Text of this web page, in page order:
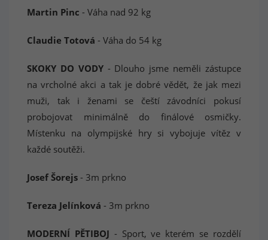
Martin Pinc - Váha nad 92 kg
Claudie Totová - Váha do 54 kg
SKOKY DO VODY- Dlouho jsme neměli zástupce
na vrcholné akci a tak je dobré vědět, že jak mezi
muži, tak i ženami se čeští závodníci pokusí
probojovat minimálně do finálové osmičky.
Místenku na olympijské hry si vybojuje vítěz v
každé soutěži.
Josef Šorejs - 3m prkno
Tereza Jelínková - 3m prkno
MODERNÍ PĚTIBOJ - Sport, ve kterém se rozdělí